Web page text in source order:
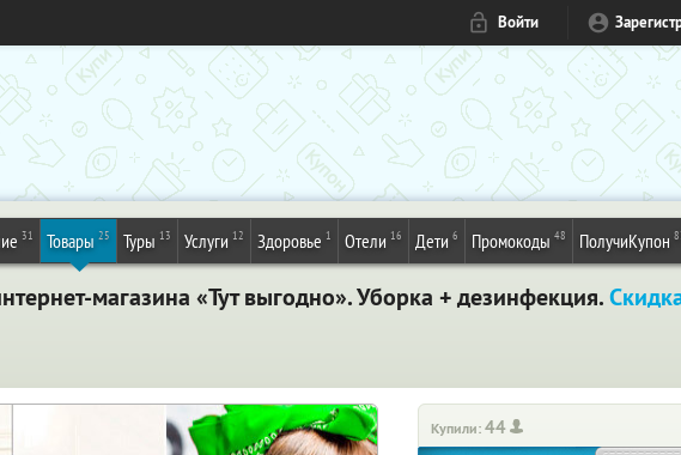
Войти
31 Товары 25 Туры 13 Услуги 12 Здоровье 1 Отели 16 Дети 6 Промокоды 48 ПолучиКупон
магазина «Тут выгодно». Уборка + дезинфекция.
Купили:44